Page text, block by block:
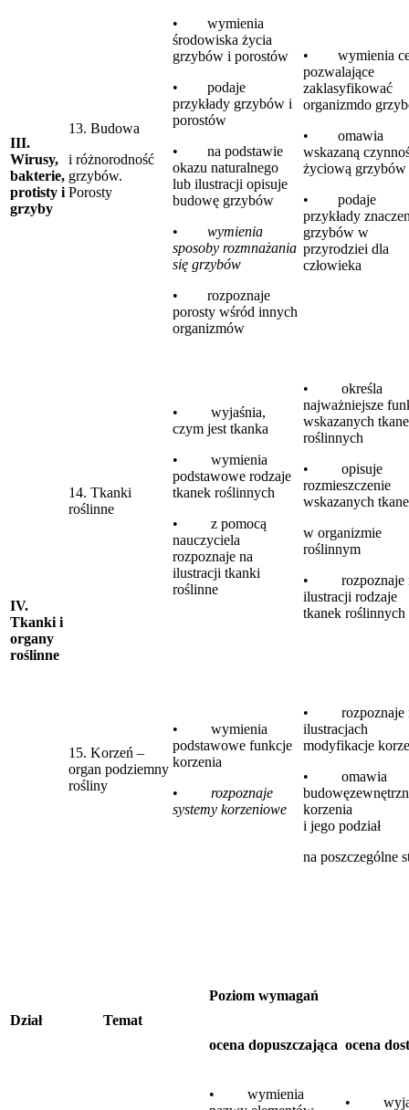
III.
Wirusy,
bakterie,
protisty i
grzyby
13. Budowa
i różnorodność
grzybów.
Porosty
• wymienia
środowiska życia
grzybów i porostów
• podaje
przykłady grzybów i
porostów
• na podstawie
okazu naturalnego
lub ilustracji opisuje
budowę grzybów
• wymienia
sposoby rozmnażania
się grzybów
• rozpoznaje
porosty wśród innych
organizmów
• wymienia
pozwalające
zaklasyfikować
organizmdo
• omawia
wskazaną
życiową grzybów
• podaje
przykłady
grzybów w
przyrodziei dla
człowieka
IV.
Tkanki i
organy
roślinne
14. Tkanki
roślinne
• wyjaśnia,
czym jest tkanka
• wymienia
podstawowe rodzaje
tkanek roślinnych
• z pomocą
nauczyciela
rozpoznaje na
ilustracji tkanki
roślinne
• określa
najważniejsze
wskazanych
roślinnych
• opisuje
rozmieszczenie
wskazanych
w organizmie
roślinnym
• rozpoznaje
ilustracji rodzaje
tkanek roślinnych
15. Korzeń –
organ podziemny
rośliny
• wymienia
podstawowe funkcje
korzenia
• rozpoznaje
systemy korzeniowe
• rozpoznaje
ilustracjach
modyfikacje
• omawia
korzenia
i jego podział
na poszczególne
Dział Temat
Poziom wymagań
ocena dopuszczająca ocena
• wymienia
•